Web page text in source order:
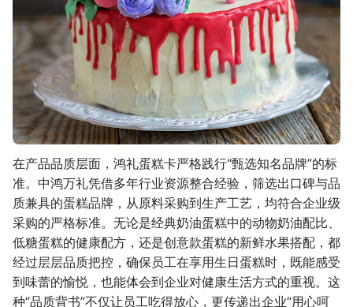
在产品品质层面，鸿礼蛋糕卡严格践行“甄选知名品牌”的标
准。中鸿万礼凭借多年行业资源整合经验，筛选出口碑与品
质兼具的蛋糕品牌，从原料采购到生产工艺，均符合企业级
采购的严格标准。无论是经典奶油蛋糕中的动物奶油配比、
低糖蛋糕的健康配方，还是创意款蛋糕的新鲜水果搭配，都
经过层层品质把控，确保员工在享用生日蛋糕时，既能感受
到味蕾的愉悦，也能体会到企业对健康生活方式的重视。这
种“品质背书”不仅让员工吃得放心，更传递出企业“用心呵